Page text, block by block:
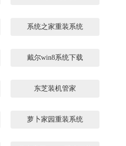
系统之家重装系统
戴尔win8系统下载
东芝装机管家
萝卜家园重装系统